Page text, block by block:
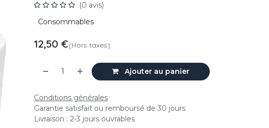
(0 avis)
Consommables
12,50 €(Hors taxes)
Ajouter au panier
Conditions générales
Garantie satisfait ou remboursé de 30 jours
Livraison : 2-3 jours ouvrables